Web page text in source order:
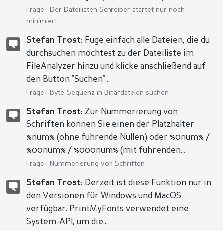
Frage |
Der Dateilisten Schreiber startet nur noch
minimiert
Stefan Trost: Füge einfach alle Dateien, die du
durchsuchen möchtest zu der Dateiliste im
FileAnalyzer hinzu und klicke anschließend auf
den Button "Suchen"...
Frage | Byte-Sequenz in Binärdateien suchen
Stefan Trost: Zur Nummerierung von
Schriften können Sie einen der Platzhalter
%num% (ohne führende Nullen) oder %0num% /
%00num% / %000num% (mit führenden...
Frage | Nummerierung von Schriften
Stefan Trost: Derzeit ist diese Funktion nur in
den Versionen für Windows und MacOS
verfügbar. PrintMyFonts verwendet eine
System-API, um die...